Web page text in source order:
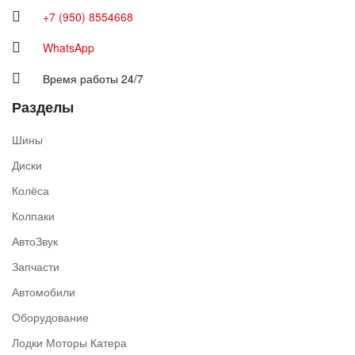
+7 (950) 8554668
WhatsApp
Время работы 24/7
Разделы
Шины
Диски
Колёса
Колпаки
АвтоЗвук
Запчасти
Автомобили
Оборудование
Лодки Моторы Катера